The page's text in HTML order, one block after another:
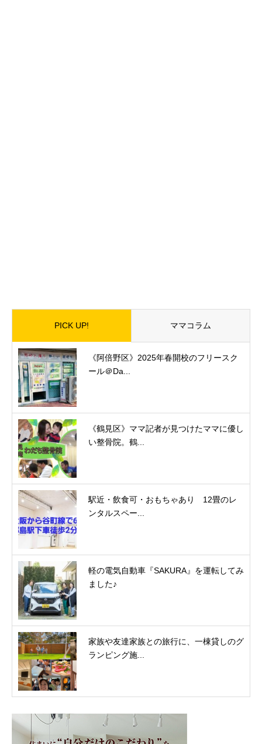
PICK UP! ママコラム
《阿倍野区》2025年春開校のフリースク
ール＠Da...
《鶴見区》ママ記者が見つけたママに優し
い整骨院。鶴...
駅近・飲食可・おもちゃあり 12畳のレ
ンタルスペー...
軽の電気自動車『SAKURA』を運転してみ
ました♪
家族や友達家族との旅行に、一棟貸しのグ
ランピング施...